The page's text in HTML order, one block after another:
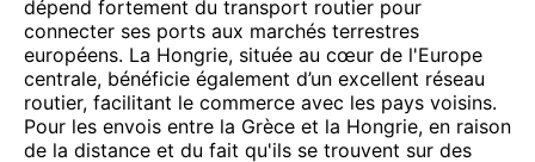
dépend fortement du transport routier pour
connecter ses ports aux marchés terrestres
européens. La Hongrie, située au cœur de l'Europe
centrale, bénéficie également d’un excellent réseau
routier, facilitant le commerce avec les pays voisins.
Pour les envois entre la Grèce et la Hongrie, en raison
de la distance et du fait qu'ils se trouvent sur des